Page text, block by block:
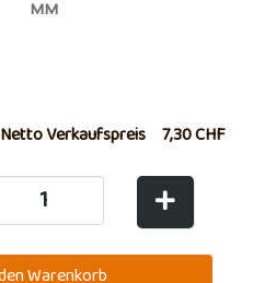
MM
Netto Verkaufspreis 7,30 CHF